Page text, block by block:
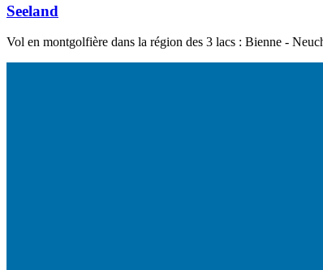
Seeland
Vol en montgolfière dans la région des 3 lacs : Bienne -